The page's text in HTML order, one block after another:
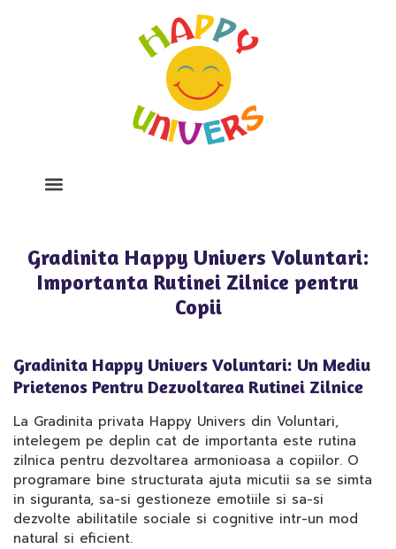
Gradinita Happy Univers Voluntari:
Importanta Rutinei Zilnice pentru
Copii
Gradinita Happy Univers Voluntari: Un Mediu
Prietenos Pentru Dezvoltarea Rutinei Zilnice
La Gradinita privata Happy Univers din Voluntari,
intelegem pe deplin cat de importanta este rutina
zilnica pentru dezvoltarea armonioasa a copiilor. O
programare bine structurata ajuta micutii sa se simta
in siguranta, sa-si gestioneze emotiile si sa-si
dezvolte abilitatile sociale si cognitive intr-un mod
natural si eficient.